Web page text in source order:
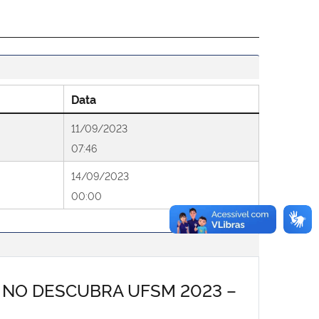
Data
11/09/2023
07:46
14/09/2023
00:00
DESCUBRA UFSM 2023 –